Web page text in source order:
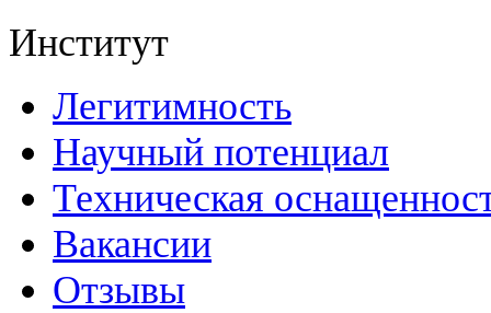
Институт
Легитимность
Научный потенциал
Техническая
Вакансии
Отзывы